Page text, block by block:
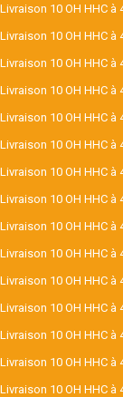
Livraison 10 OH HHC à
Livraison 10 OH HHC à
Livraison 10 OH HHC
Livraison 10 OH HHC à
Livraison 10 OH HHC à
Livraison 10 OH HHC à
Livraison 10 OH HHC à
Livraison 10 OH HHC
Livraison 10 OH HHC à
Livraison 10 OH HHC à
Livraison 10 OH HHC à
Livraison 10 OH HHC à
Livraison 10 OH HHC à
Livraison 10 OH HHC à
Livraison 10 OH HHC à